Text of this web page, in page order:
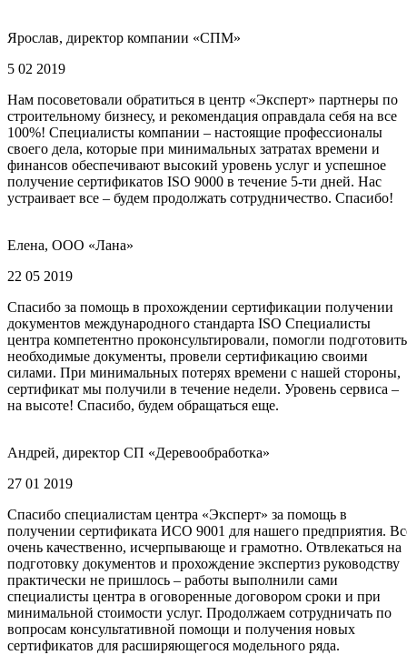
Ярослав, директор компании «СПМ»
5 02 2019
Нам посоветовали обратиться в центр «Эксперт» партнеры по
строительному бизнесу, и рекомендация оправдала себя на все
100%! Специалисты компании – настоящие профессионалы
своего дела, которые при минимальных затратах времени и
финансов обеспечивают высокий уровень услуг и успешное
получение сертификатов ISO 9000 в течение 5-ти дней. Нас
устраивает все – будем продолжать сотрудничество. Спасибо!
Елена, ООО «Лана»
22 05 2019
Спасибо за помощь в прохождении сертификации получении
документов международного стандарта ISO Специалисты
центра компетентно проконсультировали, помогли подготовить
необходимые документы, провели сертификацию своими
силами. При минимальных потерях времени с нашей стороны,
сертификат мы получили в течение недели. Уровень сервиса –
на высоте! Спасибо, будем обращаться еще.
Андрей, директор СП «Деревообработка»
27 01 2019
Спасибо специалистам центра «Эксперт» за помощь в
получении сертификата ИСО 9001 для нашего предприятия.
очень качественно, исчерпывающе и грамотно. Отвлекаться на
подготовку документов и прохождение экспертиз руководству
практически не пришлось – работы выполнили сами
специалисты центра в оговоренные договором сроки и при
минимальной стоимости услуг. Продолжаем сотрудничать по
вопросам консультативной помощи и получения новых
сертификатов для расширяющегося модельного ряда.